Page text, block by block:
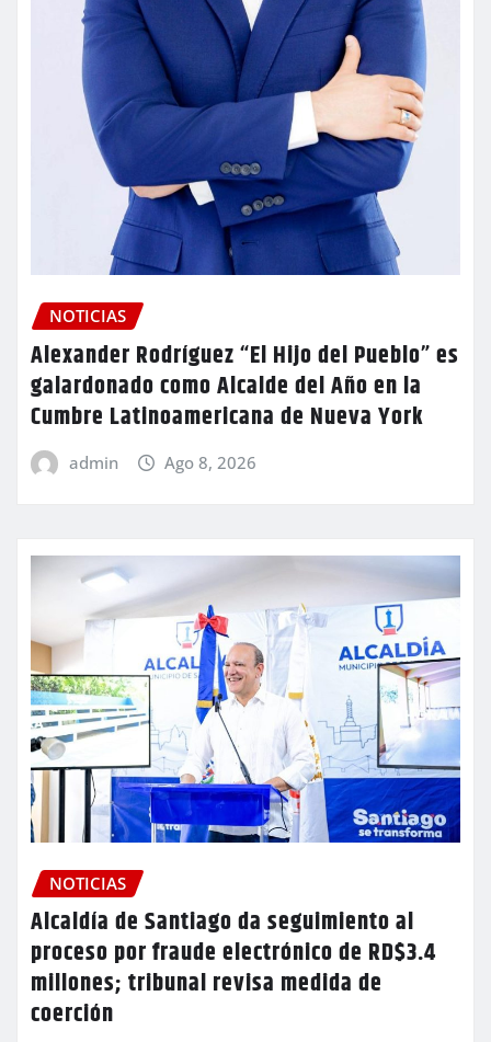
NOTICIAS
Alexander Rodríguez “El Hijo del Pueblo” es
galardonado como Alcalde del Año en la
Cumbre Latinoamericana de Nueva York
admin Ago 8, 2026
NOTICIAS
Alcaldía de Santiago da seguimiento al
proceso por fraude electrónico de RD$3.4
millones; tribunal revisa medida de
coerción